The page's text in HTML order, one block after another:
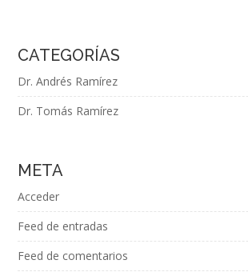
CATEGORÍAS
Dr. Andrés Ramírez
Dr. Tomás Ramírez
META
Acceder
Feed de entradas
Feed de comentarios